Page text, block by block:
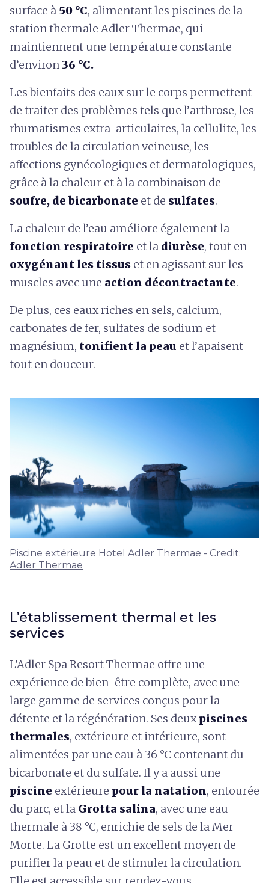
surface à 50 °C, alimentant les piscines de la
station thermale Adler Thermae, qui
maintiennent une température constante
d’environ 36 °C.
Les bienfaits des eaux sur le corps permettent
de traiter des problèmes tels que l’arthrose, les
rhumatismes extra-articulaires, la cellulite, les
troubles de la circulation veineuse, les
affections gynécologiques et dermatologiques,
grâce à la chaleur et à la combinaison de
soufre, de bicarbonate et de sulfates.
La chaleur de l’eau améliore égalementla
fonction respiratoire et la diurèse, tout en
oxygénant les tissus et en agissant sur les
muscles avec une action décontractante.
De plus, ces eaux riches en sels, calcium,
carbonates de fer, sulfates de sodium et
magnésium, tonifient la peau et l’apaisent
tout en douceur.
Piscine extérieure Hotel Adler Thermae - Credit:
Adler Thermae
L’établissement thermal et les
services
L’Adler Spa Resort Thermae offre une
expérience de bien-être complète, avec une
large gamme de services conçus pour la
détente et la régénération. Ses deuxpiscines
thermales, extérieure et intérieure, sont
alimentées par une eau à 36 °C contenant du
bicarbonate et du sulfate. Il y a aussi une
piscine extérieure pour la natation, entourée
du parc, et la Grotta salina, avec une eau
thermale à 38 °C, enrichie de sels de la Mer
Morte. La Grotte est un excellent moyen de
purifier la peau et de stimuler la circulation.